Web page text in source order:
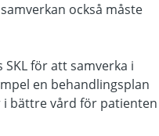
också måste
för att samverka i
en behandlingsplan
bättre vård för patienten